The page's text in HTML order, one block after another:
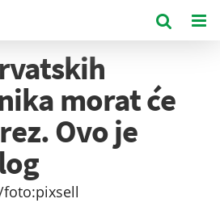
morat će
Ovo je